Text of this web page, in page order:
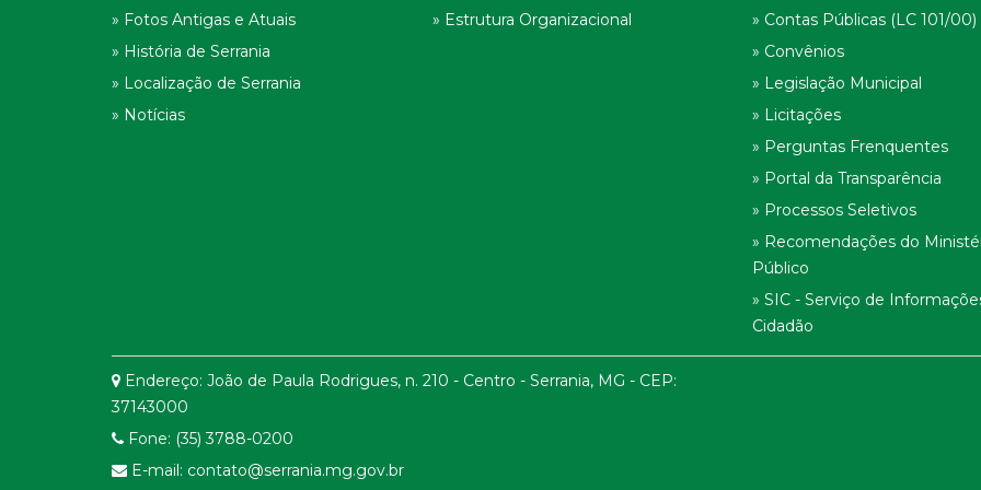
» Fotos Antigas e Atuais
» História de Serrania
» Localização de Serrania
» Notícias
» Estrutura Organizacional
» Contas Públicas (LC 101/00)
» Convênios
» Legislação Municipal
» Licitações
» Perguntas Frenquentes
» Portal da Transparência
» Processos Seletivos
» Recomendações do
Público
» SIC - Serviço de
Cidadão
Endereço: João de Paula Rodrigues, n. 210 - Centro - Serrania, MG - CEP:
37143000
Fone: (35) 3788-0200
E-mail: contato@serrania.mg.gov.br